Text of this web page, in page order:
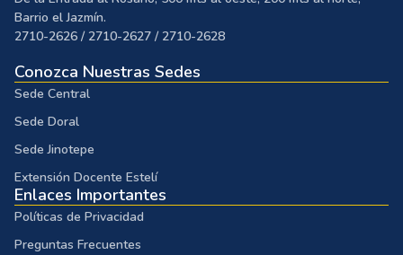
Barrio el Jazmín.
2710-2626 / 2710-2627 / 2710-2628
Conozca Nuestras Sedes
Sede Central
Sede Doral
Sede Jinotepe
Extensión Docente Estelí
Enlaces Importantes
Políticas de Privacidad
Preguntas Frecuentes